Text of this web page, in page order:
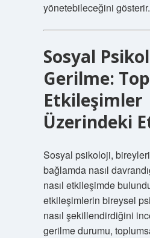
yönetebileceğini gösterir.
Sosyal
Gerilme:
Etkileşimler
Üzerindeki
Sosyal psikoloji,
bağlamda nasıl
nasıl etkileşimde
etkileşimlerin bireysel
nasıl şekillendirdiğini
gerilme durumu,